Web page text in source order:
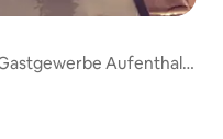
Aufenthalt